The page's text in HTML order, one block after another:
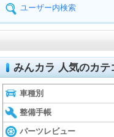
ユーザー内検索
みんカラ 人気のカテ
車種別
整備手帳
パーツレビュー